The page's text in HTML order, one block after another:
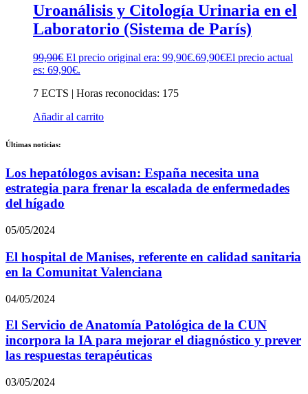
Uroanálisis y Citología Urinaria en el
Laboratorio (Sistema de París)
99,90€ El precio original era: 99,90€.69,90€El precio actual
es: 69,90€.
7 ECTS | Horas reconocidas: 175
Añadir al carrito
Últimas noticias:
Los hepatólogos avisan: España necesita una
estrategia para frenar la escalada de enfermedades
del hígado
05/05/2024
El hospital de Manises, referente en calidad sanitaria
en la Comunitat Valenciana
04/05/2024
El Servicio de Anatomía Patológica de la CUN
incorpora la IA para mejorar el diagnóstico y prever
las respuestas terapéuticas
03/05/2024